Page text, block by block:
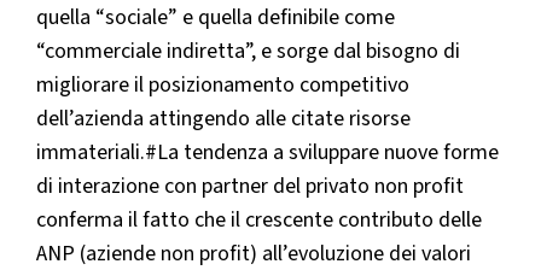
quella “sociale” e quella definibile come
“commerciale indiretta”, e sorge dal bisogno di
migliorare il posizionamento competitivo
dell’azienda attingendo alle citate risorse
immateriali.#La tendenza a sviluppare nuove forme
di interazione con partner del privato non profit
conferma il fatto che il crescente contributo delle
ANP (aziende non profit) all’evoluzione dei valori